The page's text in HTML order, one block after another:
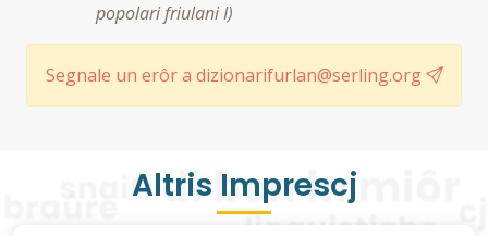
popolari friulani I)
Segnale un erôr a dizionarifurlan@serling.org
Altris Imprescj